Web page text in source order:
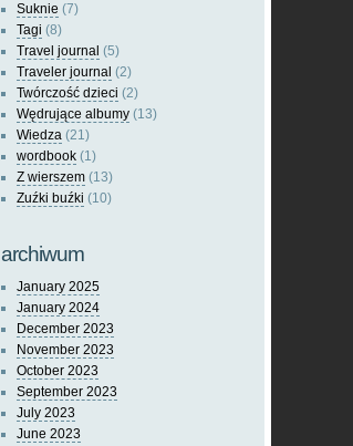
Suknie (7)
Tagi (8)
Travel journal (5)
Traveler journal (2)
Twórczość dzieci (2)
Wędrujące albumy (13)
Wiedza (21)
wordbook (1)
Z wierszem (13)
Zuźki buźki (10)
archiwum
January 2025
January 2024
December 2023
November 2023
October 2023
September 2023
July 2023
June 2023